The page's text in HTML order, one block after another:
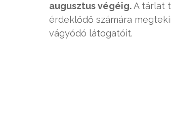
augusztus végéig.A tárlat
érdeklődő számára
vágyódó látogatóit.